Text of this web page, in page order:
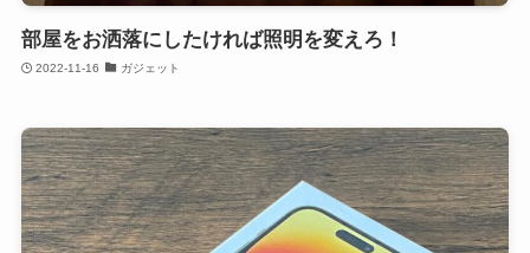
部屋をお洒落にしたければ照明を変えろ！
2022-11-16 ガジェット